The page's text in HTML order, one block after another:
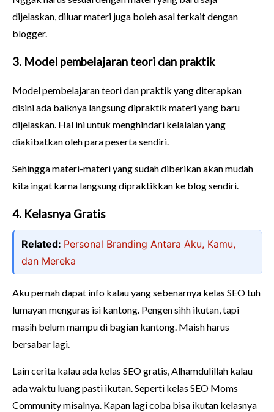
dijelaskan, diluar materi juga boleh asal terkait dengan
blogger.
3. Model pembelajaran teori dan praktik
Model pembelajaran teori dan praktik yang diterapkan
disini ada baiknya langsung dipraktik materi yang baru
dijelaskan. Hal ini untuk menghindari kelalaian yang
diakibatkan oleh para peserta sendiri.
Sehingga materi-materi yang sudah diberikan akan mudah
kita ingat karna langsung dipraktikkan ke blog sendiri.
4. Kelasnya Gratis
Related: Personal Branding Antara Aku, Kamu,
dan Mereka
Aku pernah dapat info kalau yang sebenarnya kelas SEO tuh
lumayan menguras isi kantong. Pengen sihh ikutan, tapi
masih belum mampu di bagian kantong. Maish harus
bersabar lagi.
Lain cerita kalau ada kelas SEO gratis, Alhamdulillah kalau
ada waktu luang pasti ikutan. Seperti kelas SEO Moms
Community misalnya. Kapan lagi coba bisa ikutan kelasnya